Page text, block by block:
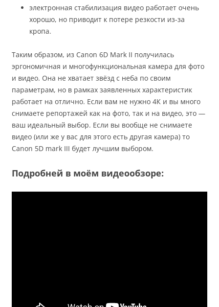
электронная стабилизация видео работает очень
хорошо, но приводит к потере резкости из-за
кропа.
Таким образом, из Canon 6D Mark II получилась
эргономичная и многофункциональная камера для фото
и видео. Она не хватает звёзд с неба по своим
параметрам, но в рамках заявленных характеристик
работает на отлично. Если вам не нужно 4К и вы много
снимаете репортажей как на фото, так и на видео, это —
ваш идеальный выбор. Если вы вообще не снимаете
видео (или же у вас для этого есть другая камера) то
Canon 5D mark III будет лучшим выбором.
Подробней в моём видеообзоре: